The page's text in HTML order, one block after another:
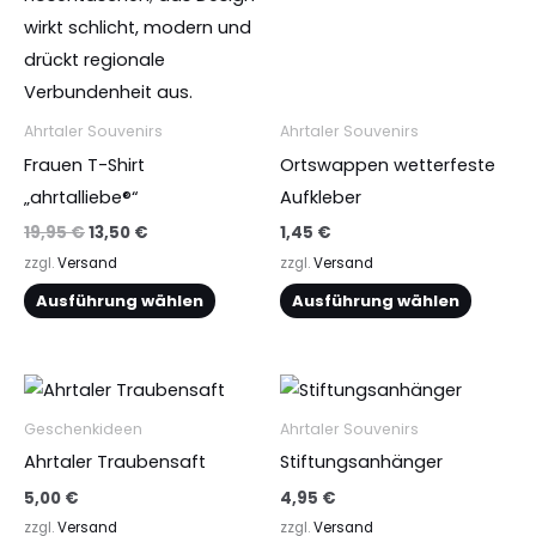
Ahrtaler Souvenirs
Frauen T-Shirt
„ahrtalliebe®“
19,95€13,50 €
zzgl.Versand
Ausführung wählen
Optionen
können
auf
der
Produktseite
gewählt
werden
Ahrtaler Souvenirs
Ortswappen wetterfeste
Aufkleber
1,45 €
zzgl.Versand
Ausführung wählen
der
Produktseite
gewählt
Geschenkideen
Ahrtaler Traubensaft
5,00 €
zzgl.Versand
Dieses
Produkt
weist
Varianten
Ahrtaler Souvenirs
Stiftungsanhänger
4,95 €
zzgl.Versand
Dieses
Produkt
weist
mehrere
Varianten